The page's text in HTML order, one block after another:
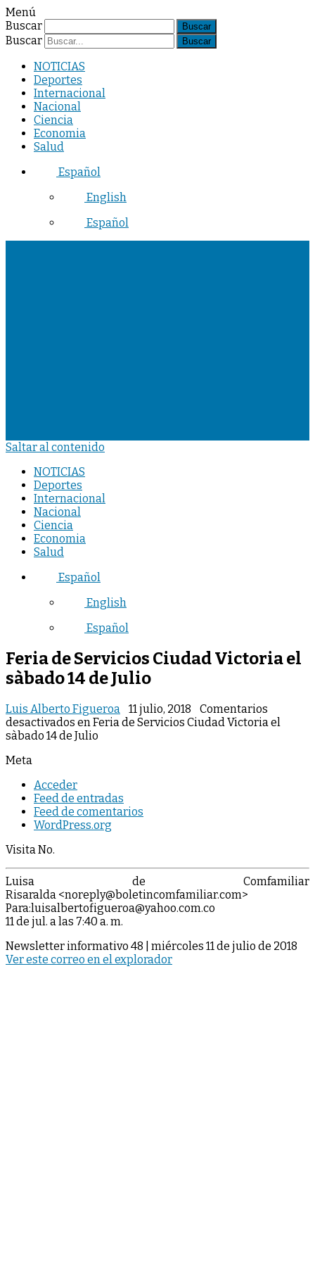
Menú
Buscar
Buscar
NOTICIAS
Deportes
Internacional
Nacional
Ciencia
Economia
Salud
Español
English
Español
Saltar al contenido
NOTICIAS
Deportes
Internacional
Nacional
Ciencia
Economia
Salud
Español
English
Español
Feria de Servicios Ciudad Victoria el
sàbado 14 de Julio
Luis Alberto Figueroa 11 julio, 2018
Comentarios
desactivados en Feria de Servicios Ciudad Victoria el
sàbado 14 de Julio
Meta
Acceder
Feed de entradas
Feed de comentarios
WordPress.org
Visita No.
Luisa de Comfamiliar
Risaralda <noreply@boletincomfamiliar.com>
Para:luisalbertofigueroa@yahoo.com.co
11 de jul. a las 7:40 a. m.
Newsletter informativo 48 | miércoles 11 de julio de 2018
Ver este correo en el explorador